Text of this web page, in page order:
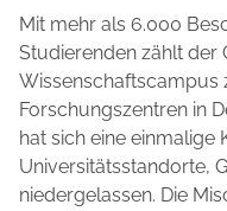
Mit mehr als 6.000
Studierenden zählt der
Wissenschaftscampus
Forschungszentren in
hat sich eine einmalige
Universitätsstandorte,
niedergelassen. Die